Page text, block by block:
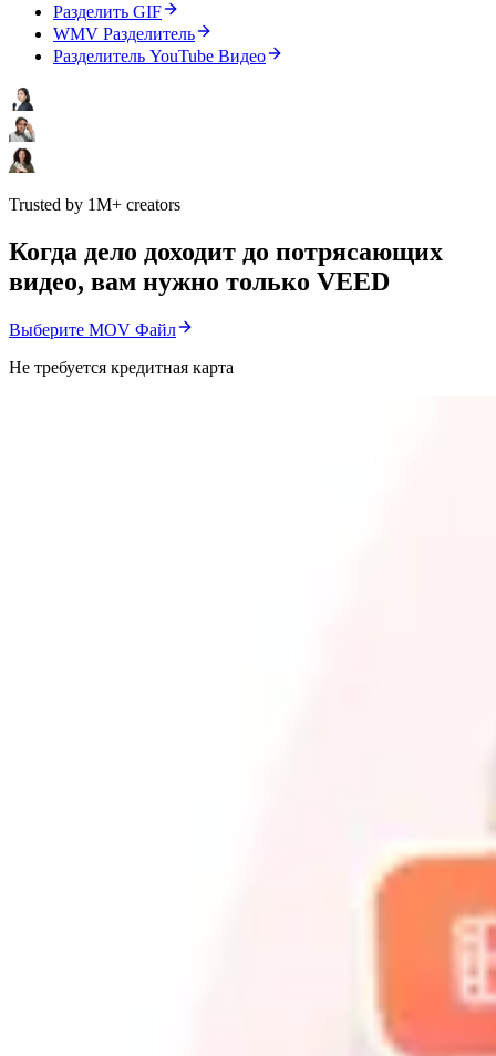
Pазделить GIF
WMV Разделитель
Разделитель YouTube Видео
Trusted by 1M+ creators
Когда дело доходит до потрясающих
видео, вам нужно только VEED
Выберите MOV Файл
Не требуется кредитная карта